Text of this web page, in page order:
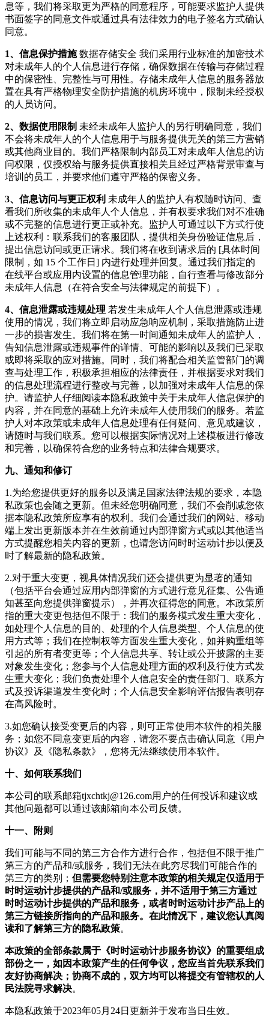
息等，我们将采取更为严格的同意程序，可能要求监护人提供
书面签字的同意文件或通过具有法律效力的电子签名方式确认
同意。
1、信息保护措施数据存储安全 我们采用行业标准的加密技术
对未成年人的个人信息进行存储，确保数据在传输与存储过程
中的保密性、完整性与可用性。存储未成年人信息的服务器放
置在具有严格物理安全防护措施的机房环境中，限制未经授权
的人员访问。
2、数据使用限制 未经未成年人监护人的另行明确同意，我们
不会将未成年人的个人信息用于与服务提供无关的第三方营销
或其他商业目的。我们严格限制内部员工对未成年人信息的访
问权限，仅授权给与服务提供直接相关且经过严格背景审查与
培训的员工，并要求他们遵守严格的保密义务。
3、信息访问与更正权利 未成年人的监护人有权随时访问、查
看我们所收集的未成年人个人信息，并有权要求我们对不准确
或不完整的信息进行更正或补充。监护人可通过以下方式行使
上述权利：联系我们的客服团队，提供相关身份验证信息后，
提出信息访问或更正请求。我们将在收到请求后的 [具体时间
限制，如 15 个工作日] 内进行处理并回复。通过我们指定的
在线平台或应用内设置的信息管理功能，自行查看与修改部分
未成年人信息（在符合安全与法律规定的前提下）。
4、信息泄露或违规处理 若发生未成年人个人信息泄露或违规
使用的情况，我们将立即启动应急响应机制，采取措施防止进
一步的损害发生。我们将在第一时间通知未成年人的监护人，
告知信息泄露或违规事件的详情、可能的影响以及我们已采取
或即将采取的应对措施。同时，我们将配合相关监管部门的调
查与处理工作，积极承担相应的法律责任，并根据要求对我们
的信息处理流程进行整改与完善，以加强对未成年人信息的保
护。请监护人仔细阅读本隐私政策中关于未成年人信息保护的
内容，并在同意的基础上允许未成年人使用我们的服务。若监
护人对本政策或未成年人信息处理有任何疑问、意见或建议，
请随时与我们联系。您可以根据实际情况对上述模板进行修改
和完善，以确保符合您的业务特点和法律合规要求。
九、通知和修订
1.为给您提供更好的服务以及满足国家法律法规的要求，本隐
私政策也会随之更新。但未经您明确同意，我们不会削减您依
据本隐私政策所应享有的权利。我们会通过我们的网站、移动
端上发出更新版本并在生效前通过内部弹窗方式或以其他适当
方式提醒您相关内容的更新，也请您访问时时运动计步以便及
时了解最新的隐私政策。
2.对于重大变更，视具体情况我们还会提供更为显著的通知
（包括平台会通过应用内部弹窗的方式进行意见征集、公告通
知甚至向您提供弹窗提示），并再次征得您的同意。本政策所
指的重大变更包括但不限于：我们的服务模式发生重大变化，
如处理个人信息的目的、处理的个人信息类型、个人信息的使
用方式等；我们在控制权等方面发生重大变化，如并购重组等
引起的所有者变更等；个人信息共享、转让或公开披露的主要
对象发生变化；您参与个人信息处理方面的权利及行使方式发
生重大变化；我们负责处理个人信息安全的责任部门、联系方
式及投诉渠道发生变化时；个人信息安全影响评估报告表明存
在高风险时。
3.如您确认接受变更后的内容，则可正常使用本软件的相关服
务；如您不同意变更后的内容，请您不要点击确认同意《用户
协议》及《隐私条款》，您将无法继续使用本软件。
十、如何联系我们
本公司的联系邮箱tjxchtkj@126.com用户的任何投诉和建议或
其他问题都可以通过该邮箱向本公司反馈。
十一、附则
我们可能与不同的第三方合作方进行合作，包括但不限于推广
第三方的产品和/或服务，我们无法在此穷尽我们可能合作的
第三方的类别； 但需要您特别注意本政策的相关规定仅适用于
时时运动计步提供的产品和/或服务，并不适用于第三方通过
时时运动计步提供的产品和服务，或者时时运动计步产品上的
第三方链接所指向的产品和服务。在此情况下，建议您认真阅
读和了解第三方的隐私政策。
本政策的全部条款属于《时时运动计步服务协议》的重要组成
部份之一，如因本政策产生的任何争议，您应当首先联系我们
友好协商解决；协商不成的，双方均可以将提交有管辖权的人
民法院寻求解决。
本隐私政策于2023年05月24日更新并于发布当日生效。